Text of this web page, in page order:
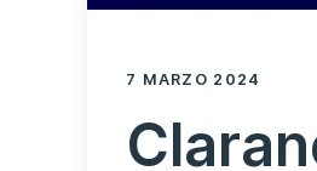
7 MARZO 2024